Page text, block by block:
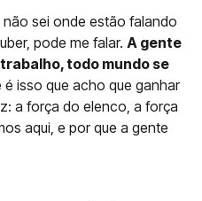
não sei onde estão falando
pode me falar. A gente
todo mundo se
é isso que acho que ganhar
a força do elenco, a força
aqui, e por que a gente